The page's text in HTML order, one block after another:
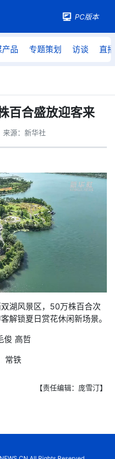
PC版本
品 专题策划 访谈 直播
百合盛放迎客来
来源：新华社
湖风景区，50万株百合次
解锁夏日赏花休闲新场景。
俊 高哲
常铁
【责任编辑：庞雪汀】